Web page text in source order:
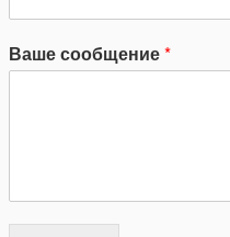
Ваше сообщение*